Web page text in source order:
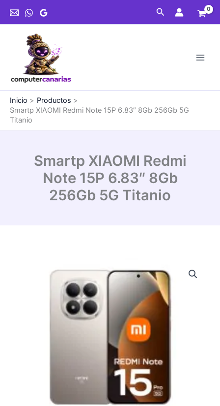
Buscar
Inicio
Productos
Smartp XIAOMI Redmi Note 15P 6.83″ 8Gb 256Gb 5G
Titanio
Smartp XIAOMI Redmi
Note 15P 6.83″ 8Gb
256Gb 5G Titanio